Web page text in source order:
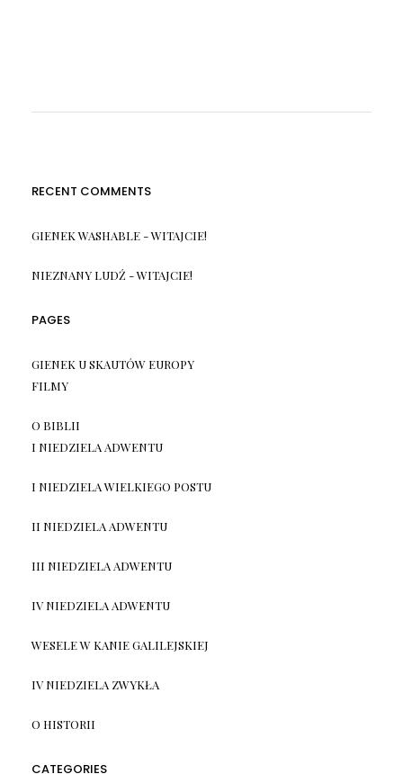
RECENT COMMENTS
GIENEK WASHABLE-WITAJCIE!
NIEZNANY LUDŹ -WITAJCIE!
PAGES
GIENEK U SKAUTÓW EUROPY
FILMY
O BIBLII
I NIEDZIELA ADWENTU
I NIEDZIELA WIELKIEGO POSTU
II NIEDZIELA ADWENTU
III NIEDZIELA ADWENTU
IV NIEDZIELA ADWENTU
WESELE W KANIE GALILEJSKIEJ
IV NIEDZIELA ZWYKŁA
O HISTORII
CATEGORIES